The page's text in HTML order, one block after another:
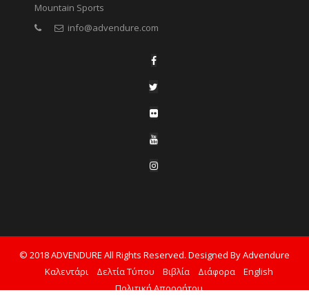
Mountain Sports
info@advendure.com
© 2018 ADVENDURE All Rights Reserved. Designed By Advendure
Καλεντάρι
Δελτία Τύπου Βιβλία Διάφορα
English
Πολιτική Απορρήτου